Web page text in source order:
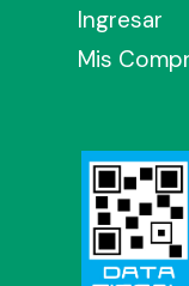
Ingresar
Mis